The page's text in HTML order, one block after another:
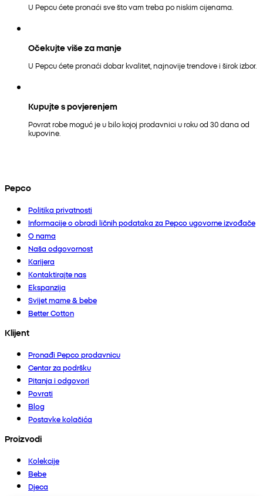
U Pepcu ćete pronaći sve što vam treba po niskim cijenama.
Očekujte više za manje
U Pepcu ćete pronaći dobar kvalitet, najnovije trendove i širok izbor.
Kupujte s povjerenjem
Povrat robe moguć je u bilo kojoj prodavnici u roku od 30 dana od
kupovine.
Pepco
Politika privatnosti
Informacije o obradi ličnih podataka za Pepco ugovorne izvođače
O nama
Naša odgovornost
Karijera
Kontaktirajte nas
Ekspanzija
Svijet mame & bebe
Better Cotton
Klijent
Pronađi Pepco prodavnicu
Centar za podršku
Pitanja i odgovori
Povrati
Blog
Postavke kolačića
Proizvodi
Kolekcije
Bebe
Djeca